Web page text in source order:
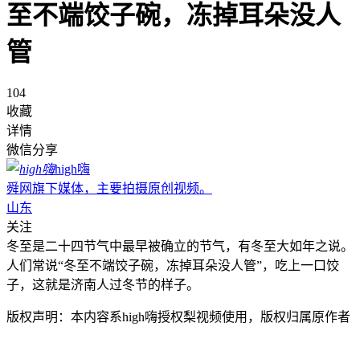
至不端饺子碗，冻掉耳朵没人
管
104
收藏
详情
微信分享
high嗨
舜网旗下媒体，主要拍摄原创视频。
山东
关注
冬至是二十四节气中最早被确立的节气，有冬至大如年之说。
人们常说“冬至不端饺子碗，冻掉耳朵没人管”，吃上一口饺
子，这就是济南人过冬节的样子。
版权声明：本内容系high嗨授权梨视频使用，版权归属原作者